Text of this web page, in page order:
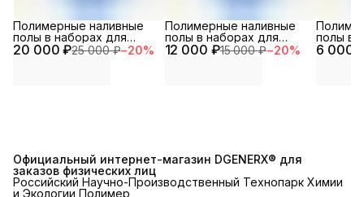
20 000 ₽25 000 ₽−20%
Полимерные наливные
полы в наборах для
помещений
12 000 ₽15 000 ₽−20%
Полимерные наливные
полы в наборах для
помещений особого
6 000
полы в
Официальный интернет-магазин DGENERX® для
заказов физических лиц
Российский Научно-Производственный Технопарк Химии
и Экологии Полимер